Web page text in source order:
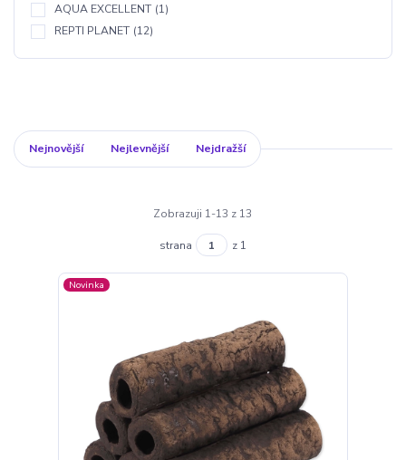
AQUA EXCELLENT (1)
REPTI PLANET (12)
Nejnovější Nejlevnější Nejdražší
Zobrazuji 1-13 z 13
strana z 1
Novinka